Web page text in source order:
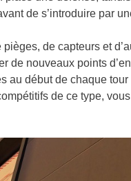
de s’introduire par
de capteurs et
de nouveaux points
au début de chaque
de ce type,